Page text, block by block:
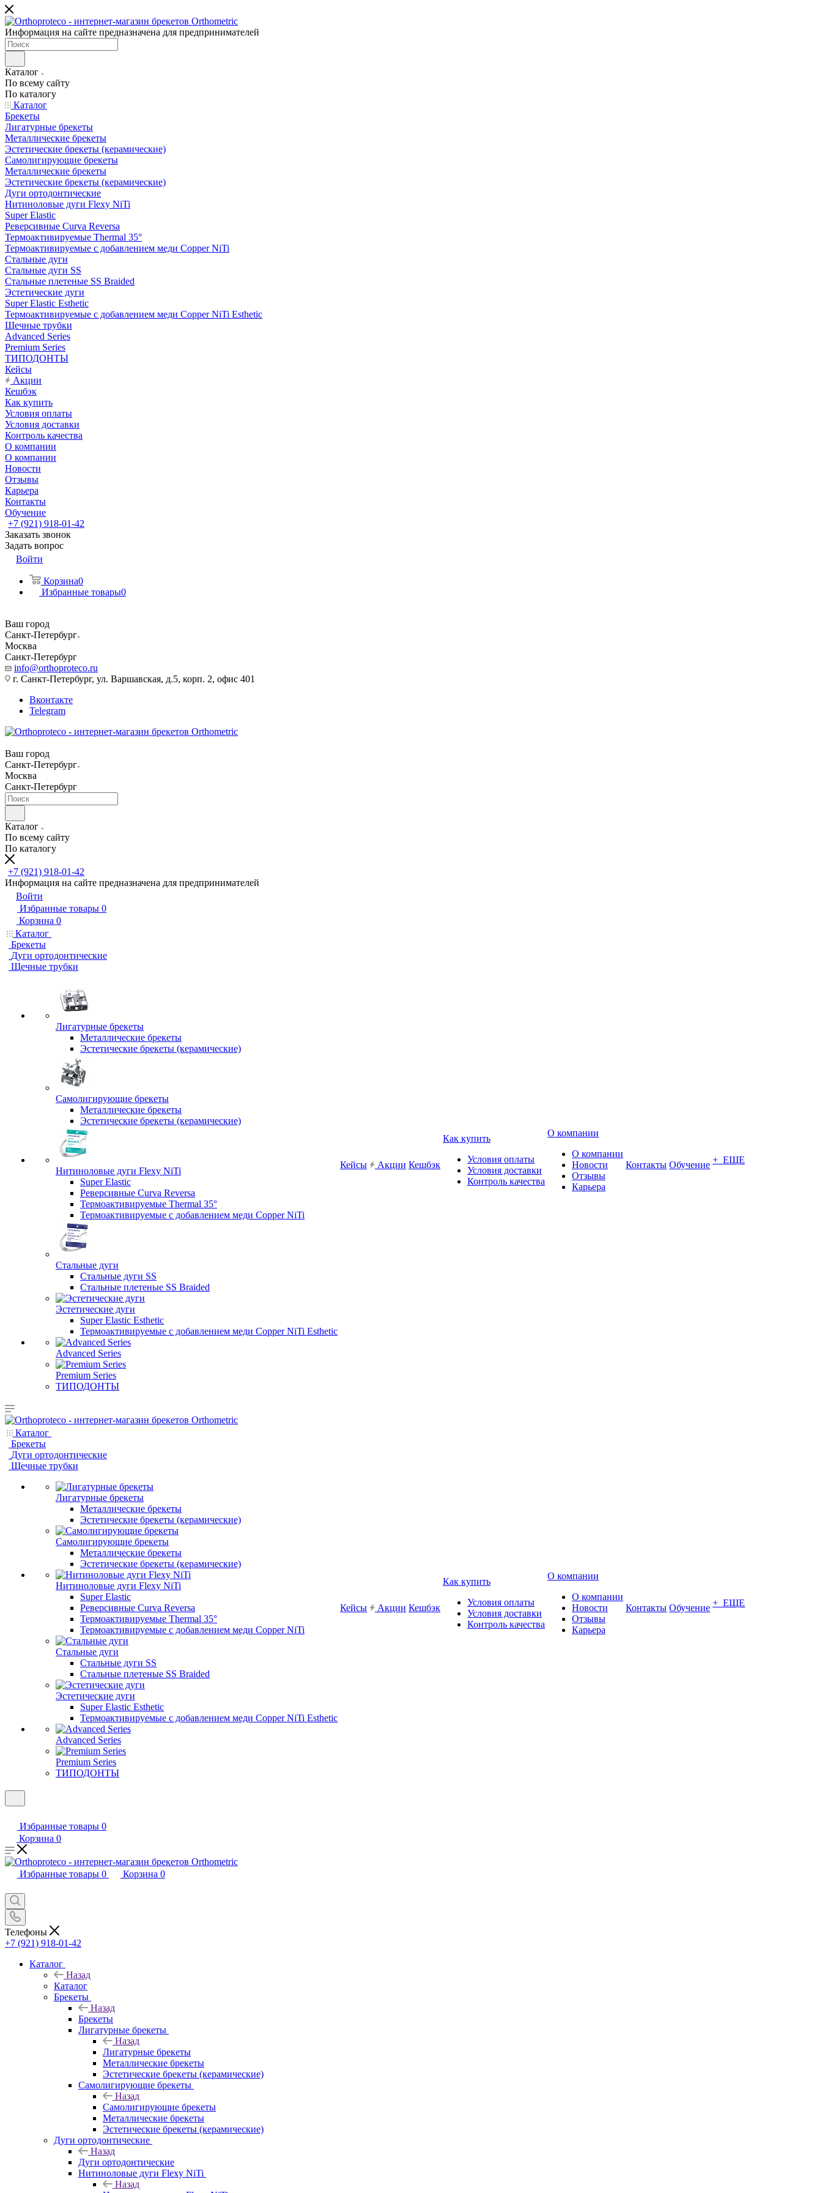
Информация на сайте предназначена для предпринимателей
Каталог
По всему сайту
По каталогу
Каталог
Брекеты
Лигатурные брекеты
Металлические брекеты
Эстетические брекеты (керамические)
Самолигирующие брекеты
Металлические брекеты
Эстетические брекеты (керамические)
Дуги ортодонтические
Нитиноловые дуги Flexy NiTi
Super Elastic
Реверсивные Curva Reversa
Термоактивируемые Thermal 35°
Термоактивируемые с добавлением меди Copper NiTi
Стальные дуги
Стальные дуги SS
Стальные плетеные SS Braided
Эстетические дуги
Super Elastic Esthetic
Термоактивируемые с добавлением меди Copper NiTi Esthetic
Щечные трубки
Advanced Series
Premium Series
ТИПОДОНТЫ
Кейсы
Акции
Кешбэк
Как купить
Условия оплаты
Условия доставки
Контроль качества
О компании
О компании
Новости
Отзывы
Карьера
Контакты
Обучение
+7 (921) 918-01-42
Заказать звонок
Задать вопрос
Войти
Корзина0
Избранные товары0
Ваш город
Санкт-Петербург
Москва
Санкт-Петербург
info@orthoproteco.ru
г. Санкт-Петербург, ул. Варшавская, д.5, корп. 2, офис 401
Вконтакте
Telegram
Ваш город
Санкт-Петербург
Москва
Санкт-Петербург
Каталог
По всему сайту
По каталогу
+7 (921) 918-01-42
Информация на сайте предназначена для предпринимателей
Войти
Избранные товары 0
Корзина 0
Каталог
Брекеты
Дуги ортодонтические
Щечные трубки
Лигатурные брекеты
Металлические брекеты
Эстетические брекеты (керамические)
Самолигирующие брекеты
Металлические брекеты
Эстетические брекеты (керамические)
Нитиноловые дуги Flexy NiTi
Super Elastic
Реверсивные Curva Reversa
Термоактивируемые Thermal 35°
Термоактивируемые с добавлением меди Copper NiTi
Стальные дуги
Стальные дуги SS
Стальные плетеные SS Braided
Эстетические дуги
Super Elastic Esthetic
Термоактивируемые с добавлением меди Copper NiTi Esthetic
Advanced Series
Premium Series
ТИПОДОНТЫ
Кейсы Акции Кешбэк
Как купить
Условия оплаты
Условия доставки
Контроль качества
О компании
О компании
Новости
Отзывы
Карьера
Контакты Обучение + ЕЩЕ
Каталог
Брекеты
Дуги ортодонтические
Щечные трубки
Лигатурные брекеты
Металлические брекеты
Эстетические брекеты (керамические)
Самолигирующие брекеты
Металлические брекеты
Эстетические брекеты (керамические)
Нитиноловые дуги Flexy NiTi
Super Elastic
Реверсивные Curva Reversa
Термоактивируемые Thermal 35°
Термоактивируемые с добавлением меди Copper NiTi
Стальные дуги
Стальные дуги SS
Стальные плетеные SS Braided
Эстетические дуги
Super Elastic Esthetic
Термоактивируемые с добавлением меди Copper NiTi Esthetic
Advanced Series
Premium Series
ТИПОДОНТЫ
Кейсы Акции Кешбэк
Как купить
Условия оплаты
Условия доставки
Контроль качества
О компании
О компании
Новости
Отзывы
Карьера
Контакты Обучение + ЕЩЕ
Избранные товары 0
Корзина 0
Избранные товары 0 Корзина 0
Телефоны
+7 (921) 918-01-42
Каталог
Назад
Каталог
Брекеты
Назад
Брекеты
Лигатурные брекеты
Назад
Лигатурные брекеты
Металлические брекеты
Эстетические брекеты (керамические)
Самолигирующие брекеты
Назад
Самолигирующие брекеты
Металлические брекеты
Эстетические брекеты (керамические)
Дуги ортодонтические
Назад
Дуги ортодонтические
Нитиноловые дуги Flexy NiTi
Назад